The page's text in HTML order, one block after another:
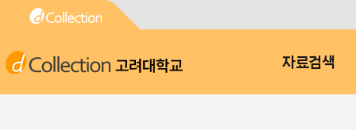
고려대학교 자료검색